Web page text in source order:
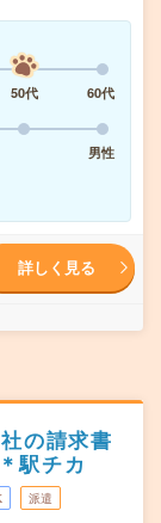
50代
60代
男性
詳しく見る
の請求書
駅チカ
派遣